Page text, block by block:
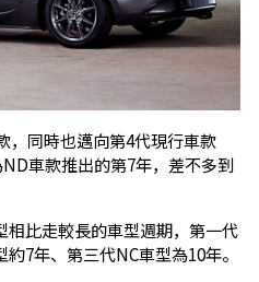
，同時也邁向第4代現行車款
車款推出的第7年，差不多到
比走較長的車型週期，第一代
7年、第三代NC車型為10年。